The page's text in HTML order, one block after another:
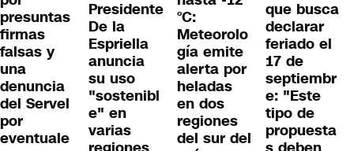
presuntas
firmas
falsas y
una
denuncia
del Servel
por
eventuale
Presidente
De la
Espriella
anuncia
su uso
"sostenibl
e" en
varias
°C:
Meteorolo
gía emite
alerta por
heladas
en dos
regiones
del sur del
que busca
declarar
feriado el
17 de
septiembr
e: "Este
tipo de
propuesta